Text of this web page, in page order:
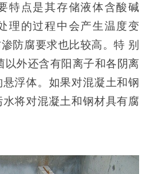
特点是其存储液体含酸碱
理的过程中会产生温度变
防腐要求也比较高。特 别
以外还含有阳离子和各阴离
浮体。如果对混凝土和钢
将对混凝土和钢材具有腐